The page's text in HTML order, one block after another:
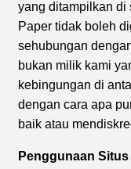
yang ditampilkan di
Paper tidak boleh
sehubungan
bukan milik kami
kebingungan di
dengan cara apa
baik atau
Penggunaan Situs